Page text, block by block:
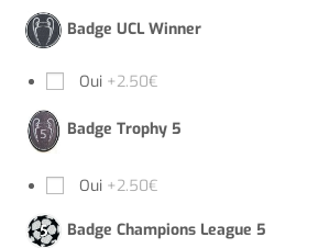
Badge UCL Winner
Oui +2.50€
Badge Trophy 5
Oui +2.50€
Badge Champions League 5